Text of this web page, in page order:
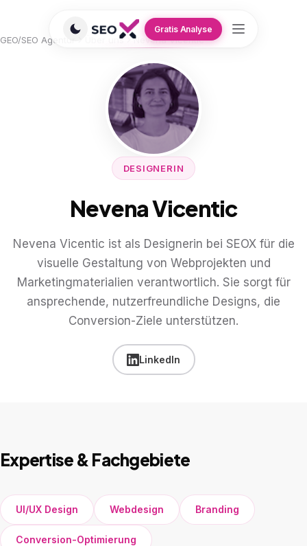
Gratis Analyse
GEO/SEO Agentur Über uns Nevena Vicentic
DESIGNERIN
Nevena Vicentic
Nevena Vicentic ist als Designerin bei SEOX für die
visuelle Gestaltung von Webprojekten und
Marketingmaterialien verantwortlich. Sie sorgt für
ansprechende, nutzerfreundliche Designs, die
Conversion-Ziele unterstützen.
LinkedIn
Expertise & Fachgebiete
UI/UX Design Webdesign Branding
Conversion-Optimierung